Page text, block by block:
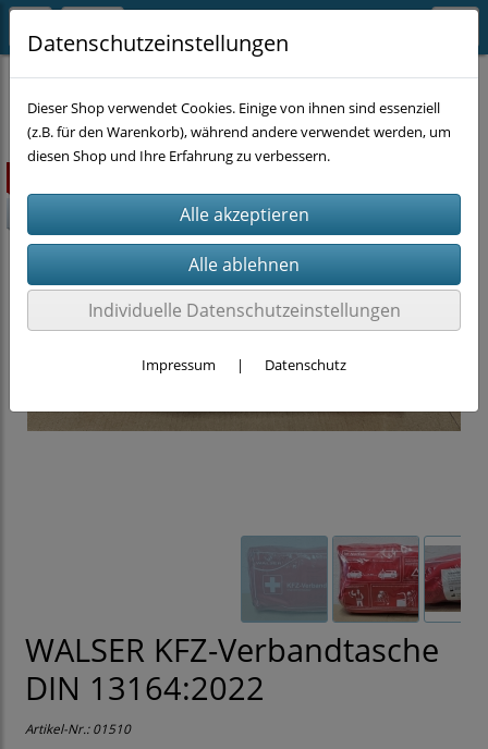
SUPER-SALE
WALSER KFZ-Verbandtasche
DIN 13164:2022
Artikel-Nr.:01510
Datenschutzeinstellungen
Dieser Shop verwendet Cookies. Einige von ihnen sind essenziell
(z.B. für den Warenkorb), während andere verwendet werden, um
diesen Shop und Ihre Erfahrung zu verbessern.
Individuelle Datenschutzeinstellungen
Impressum | Datenschutz